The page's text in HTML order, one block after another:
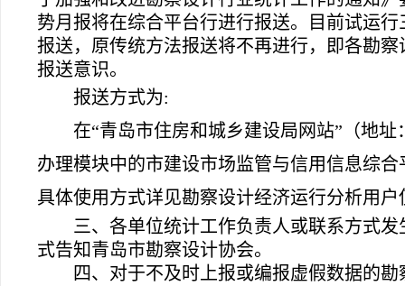
势月报将在综合平台行进行报送。目前试运
报送，原传统方法报送将不再进行，即各勘
报送意识。
报送方式为:
在“青岛市住房和城乡建设局网站” （地
办理模块中的市建设市场监管与信用信息综
具体使用方式详见勘察设计经济运行分析用
三、各单位统计工作负责人或联系方式
式告知青岛市勘察设计协会。
四、对于不及时上报或编报虚假数据的